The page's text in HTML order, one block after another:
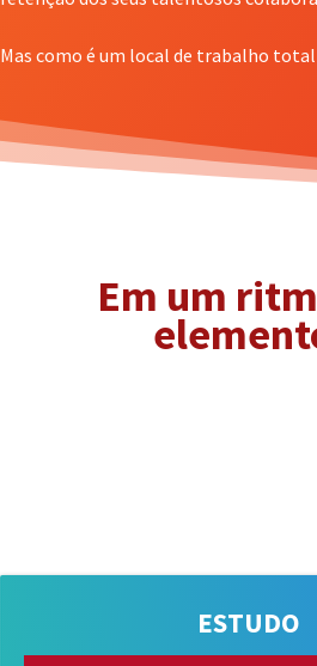
Mas como é um local de trabalho
Em um
ESTUDO